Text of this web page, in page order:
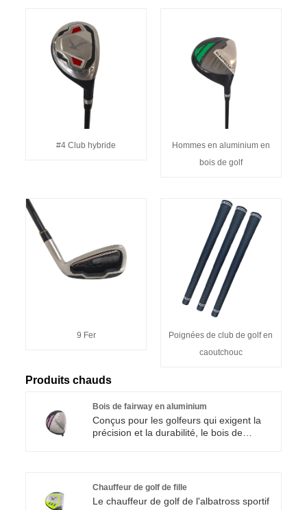
#4 Club hybride
Hommes en aluminium en
bois de golf
9 Fer
Poignées de club de golf en
caoutchouc
Produits chauds
Bois de fairway en aluminium
Conçus pour les golfeurs qui exigent la
précision et la durabilité, le bois de
En mettant l'accent sur la stabilité et le
pardon, ces clubs sont conçus pour
améliorer le jeu pour les golfeurs de tous
Chauffeur de golf de fille
Le chauffeur de golf de l'albatross sportif